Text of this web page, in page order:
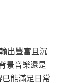
出豐富且沉
景音樂還是
已能滿足日常